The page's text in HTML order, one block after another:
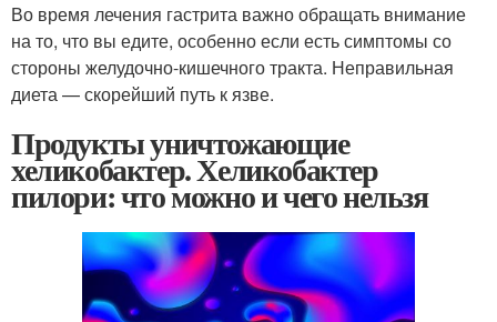
Во время лечения гастрита важно обращать внимание
на то, что вы едите, особенно если есть симптомы со
стороны желудочно-кишечного тракта. Неправильная
диета — скорейший путь к язве.
Продукты уничтожающие
хеликобактер. Хеликобактер
пилори: что можно и чего нельзя